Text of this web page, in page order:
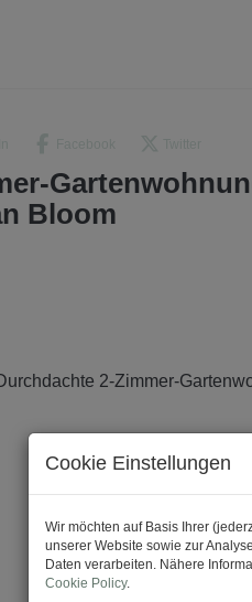
Bloom
Cookie Einstellungen
Wir möchten auf Basis Ihrer
unserer Website sowie zur
Daten verarbeiten. Nähere
Cookie Policy.